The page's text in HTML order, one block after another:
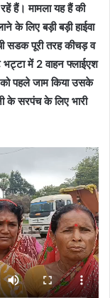
हैं। मामला यह हैं की
के लिए बड़ी बड़ी हाईवा
सडक पूरी तरह कीचड़ व
में 2 वाहन फ्लाईएश
पहले जाम किया उसके
के सरपंच के लिए भारी